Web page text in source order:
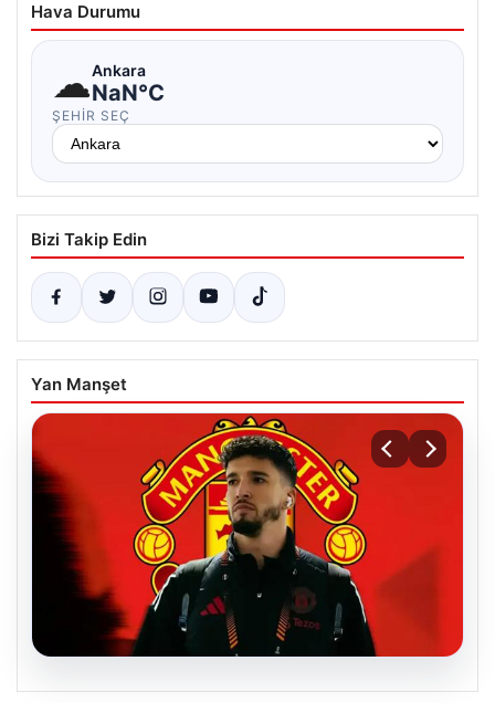
Hava Durumu
☁Ankara
NaN°C
ŞEHIR SEÇ
Bizi Takip Edin
Yan Manşet